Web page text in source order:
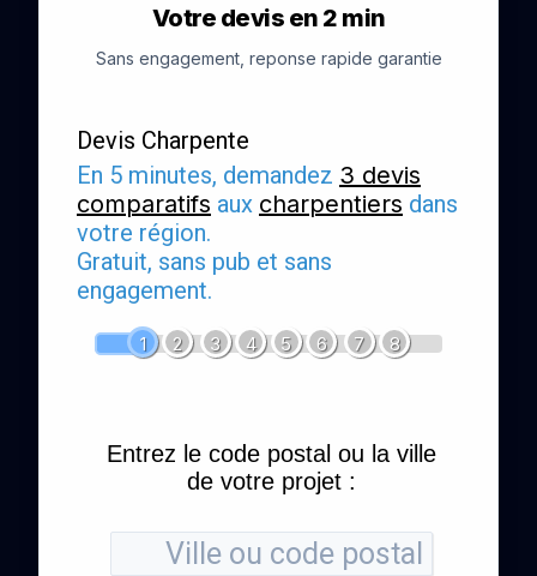
Votre devis en 2 min
Sans engagement, reponse rapide garantie
Devis Charpente
En 5 minutes, demandez 3 devis
comparatifs aux charpentiers dans
votre région.
Gratuit, sans pub et sans
engagement.
1 2 3 4 5 6 7 8
Entrez le code postal ou la ville
de votre projet :